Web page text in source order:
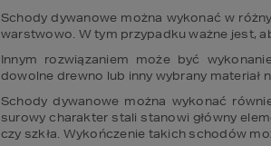
Schody dywanowe można wykonać w
warstwowo. W tym przypadku ważne jest,
Innym rozwiązaniem może być
dowolne drewno lub inny wybrany materiał
Schody dywanowe można wykonać
surowy charakter stali stanowi główny
czy szkła. Wykończenie takich schodów